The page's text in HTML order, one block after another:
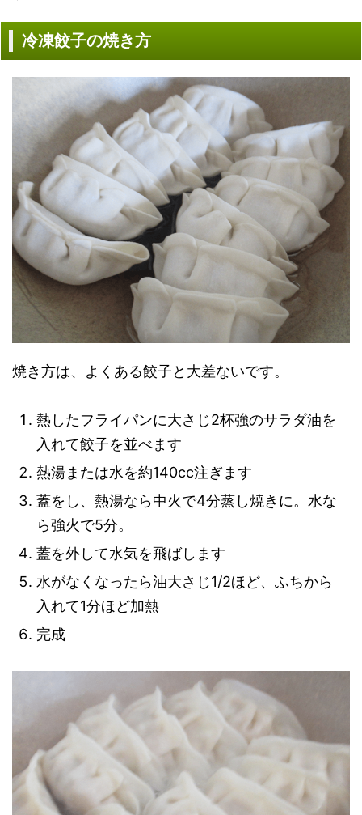
冷凍餃子の焼き方
焼き方は、よくある餃子と大差ないです。
熱したフライパンに大さじ2杯強のサラダ油を
入れて餃子を並べます
熱湯または水を約140cc注ぎます
蓋をし、熱湯なら中火で4分蒸し焼きに。水な
ら強火で5分。
蓋を外して水気を飛ばします
水がなくなったら油大さじ1/2ほど、ふちから
入れて1分ほど加熱
完成